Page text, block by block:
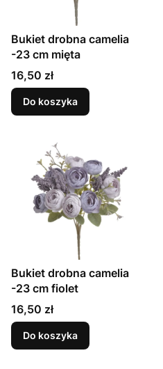
Bukiet drobna camelia
-23 cm mięta
Cena
16,50 zł
Do koszyka
Bukiet drobna camelia
-23 cm fiolet
Cena
16,50 zł
Do koszyka